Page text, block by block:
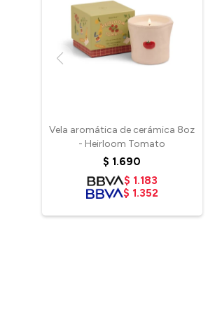
Vela aromática de cerámica 8oz
- Heirloom Tomato
$ 1.690
$ 1.183
$ 1.352